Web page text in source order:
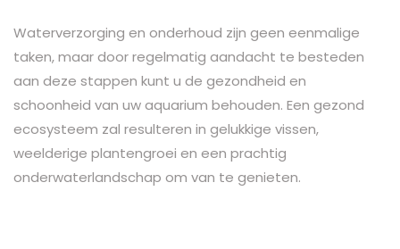
Waterverzorging en onderhoud zijn geen eenmalige
taken, maar door regelmatig aandacht te besteden
aan deze stappen kunt u de gezondheid en
schoonheid van uw aquarium behouden. Een gezond
ecosysteem zal resulteren in gelukkige vissen,
weelderige plantengroei en een prachtig
onderwaterlandschap om van te genieten.